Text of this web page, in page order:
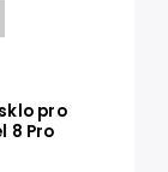
pro
8 Pro